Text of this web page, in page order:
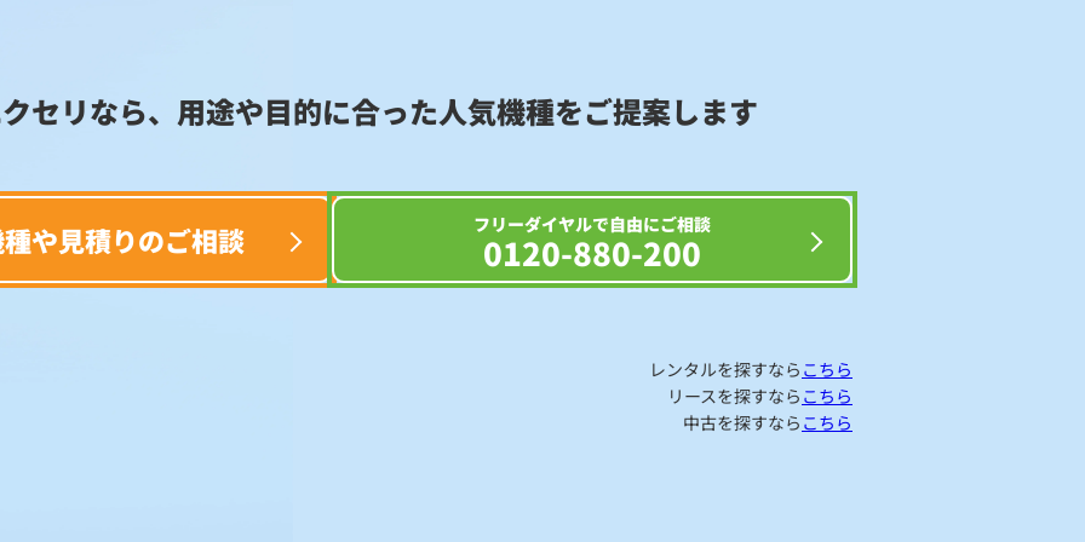
セリなら、用途や目的に合った人気機種をご提案します
や見積りのご相談 フリーダイヤルで自由にご相談
0120-880-200
レンタルを探すなら こちら
リースを探すなら こちら
中古を探すなら こちら